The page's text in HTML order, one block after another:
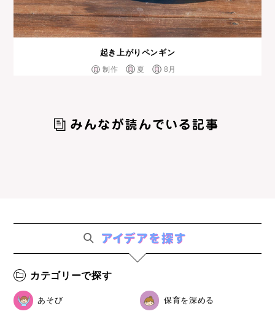
起き上がりペンギン
制作 夏 8月
カテゴリーで探す
あそび 保育を深める